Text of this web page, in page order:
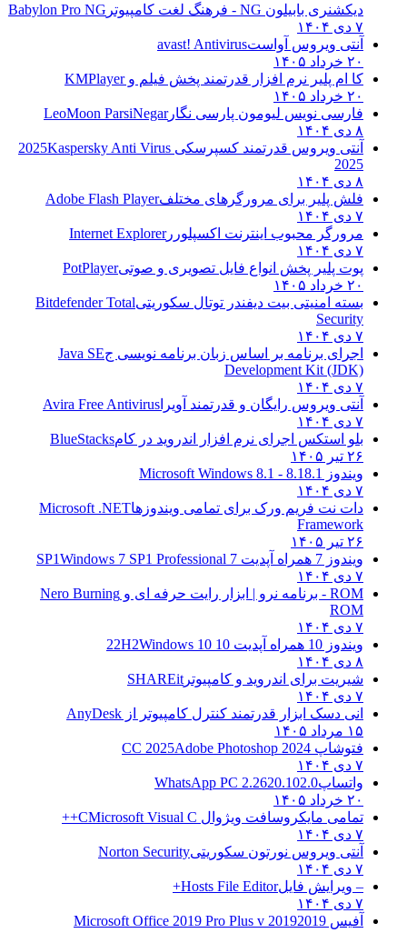
دیکشنری بابیلون NG - فرهنگ لغت کامپیوتر
Babylon Pro NG
۷ دی ۱۴۰۴
آنتی ویروس آواستavast! Antivirus
۲۰ خرداد ۱۴۰۵
کا ام پلیر نرم افزار قدرتمند پخش فیلم وKMPlayer
۲۰ خرداد ۱۴۰۵
فارسی نویس لیومون پارسی نگارLeoMoon ParsiNegar
۸ دی ۱۴۰۴
آنتی ویروس قدرتمند کسپرسکی 2025 Kaspersky Anti Virus
2025
۸ دی ۱۴۰۴
فلش پلیر برای مرورگرهای مختلفAdobe Flash Player
۷ دی ۱۴۰۴
مرورگر محبوب اینترنت اکسپلوررInternet Explorer
۷ دی ۱۴۰۴
پوت پلیر پخش انواع فایل تصویری و صوتیPotPlayer
۲۰ خرداد ۱۴۰۵
بسته امنیتی بیت دیفندر توتال سکوریتیBitdefender Total
Security
۷ دی ۱۴۰۴
اجرای برنامه بر اساس زبان برنامه نویسی جJava SE
Development Kit (JDK)
۷ دی ۱۴۰۴
آنتی ویروس رایگان و قدرتمند آویرا Avira Free Antivirus
۷ دی ۱۴۰۴
بلو استکس اجرای نرم افزار اندروید در کامBlueStacks
۲۶ تیر ۱۴۰۵
ویندوز 8.1
8.1 - Microsoft Windows 8.1
۷ دی ۱۴۰۴
دات نت فریم ورک برای تمامی ویندوزهاMicrosoft .NET
Framework
۲۶ تیر ۱۴۰۵
ویندوز 7 همراه آپدیت 7 SP1
Windows 7 SP1 Professional
۷ دی ۱۴۰۴
ROM - برنامه نرو | ابزار رایت حرفه ای و
Nero Burning
ROM
۷ دی ۱۴۰۴
ویندوز 10 همراه آپدیت 10 22H2
Windows 10
۸ دی ۱۴۰۴
شیریت برای اندروید و کامپیوتر SHAREit
۷ دی ۱۴۰۴
انی دسک ابزار قدرتمند کنترل کامپیوتر از AnyDesk
۱۵ مرداد ۱۴۰۵
فتوشاپ CC 2025 Adobe Photoshop 2024
۷ دی ۱۴۰۴
واتساپWhatsApp PC 2.2620.102.0
۲۰ خرداد ۱۴۰۵
تمامی مایکروسافت ویژوال C Microsoft Visual C++
۷ دی ۱۴۰۴
آنتی ویروس نورتون سکوریتیNorton Security
۷ دی ۱۴۰۴
– ویرایش فایلHosts File Editor+
۷ دی ۱۴۰۴
آفیس 2019 2019 Microsoft Office 2019 Pro Plus v